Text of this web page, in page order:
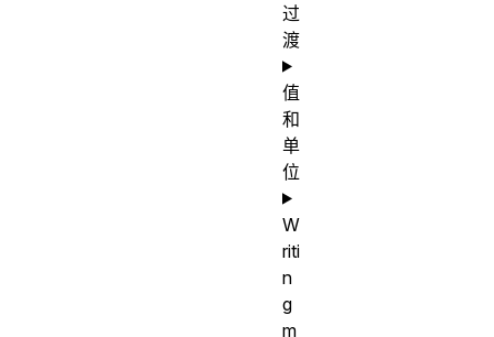
过
渡
值
和
单
位
W
riti
n
g
m